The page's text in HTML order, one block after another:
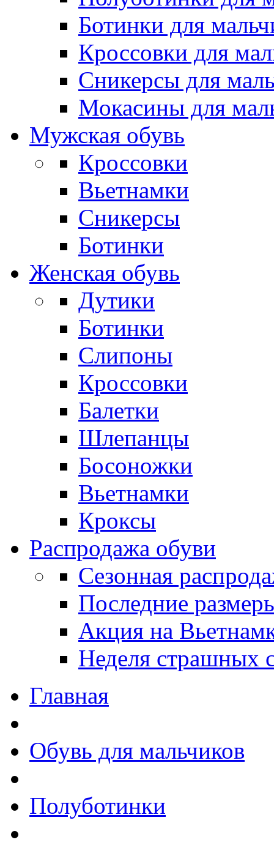
Ботинки для
Кроссовки для
Сникерсы для
Мокасины для
Мужская обувь
Кроссовки
Вьетнамки
Сникерсы
Ботинки
Женская обувь
Дутики
Ботинки
Слипоны
Кроссовки
Балетки
Шлепанцы
Босоножки
Вьетнамки
Кроксы
Распродажа обуви
Сезонная
Последние
Акция на
Неделя страшных
Главная
Обувь для мальчиков
Полуботинки